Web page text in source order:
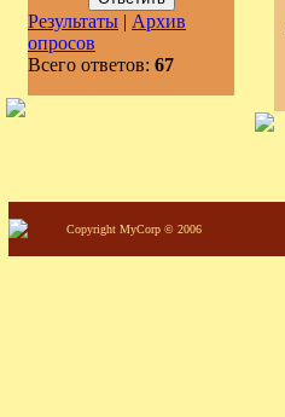
Результаты | Архив
опросов
Всего ответов: 67
Copyright MyCorp © 2006